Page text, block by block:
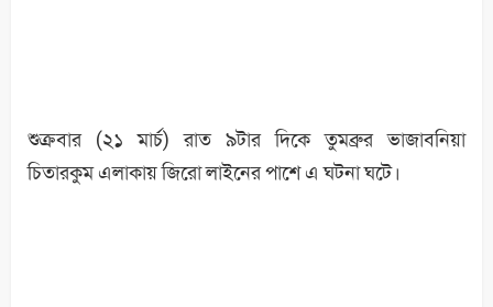
শুক্রবার (২১ মার্চ) রাত ৯টার দিকে তুমব্রুর ভাজাবনিয়া
চিতারকুম এলাকায় জিরো লাইনের পাশে এ ঘটনা ঘটে।